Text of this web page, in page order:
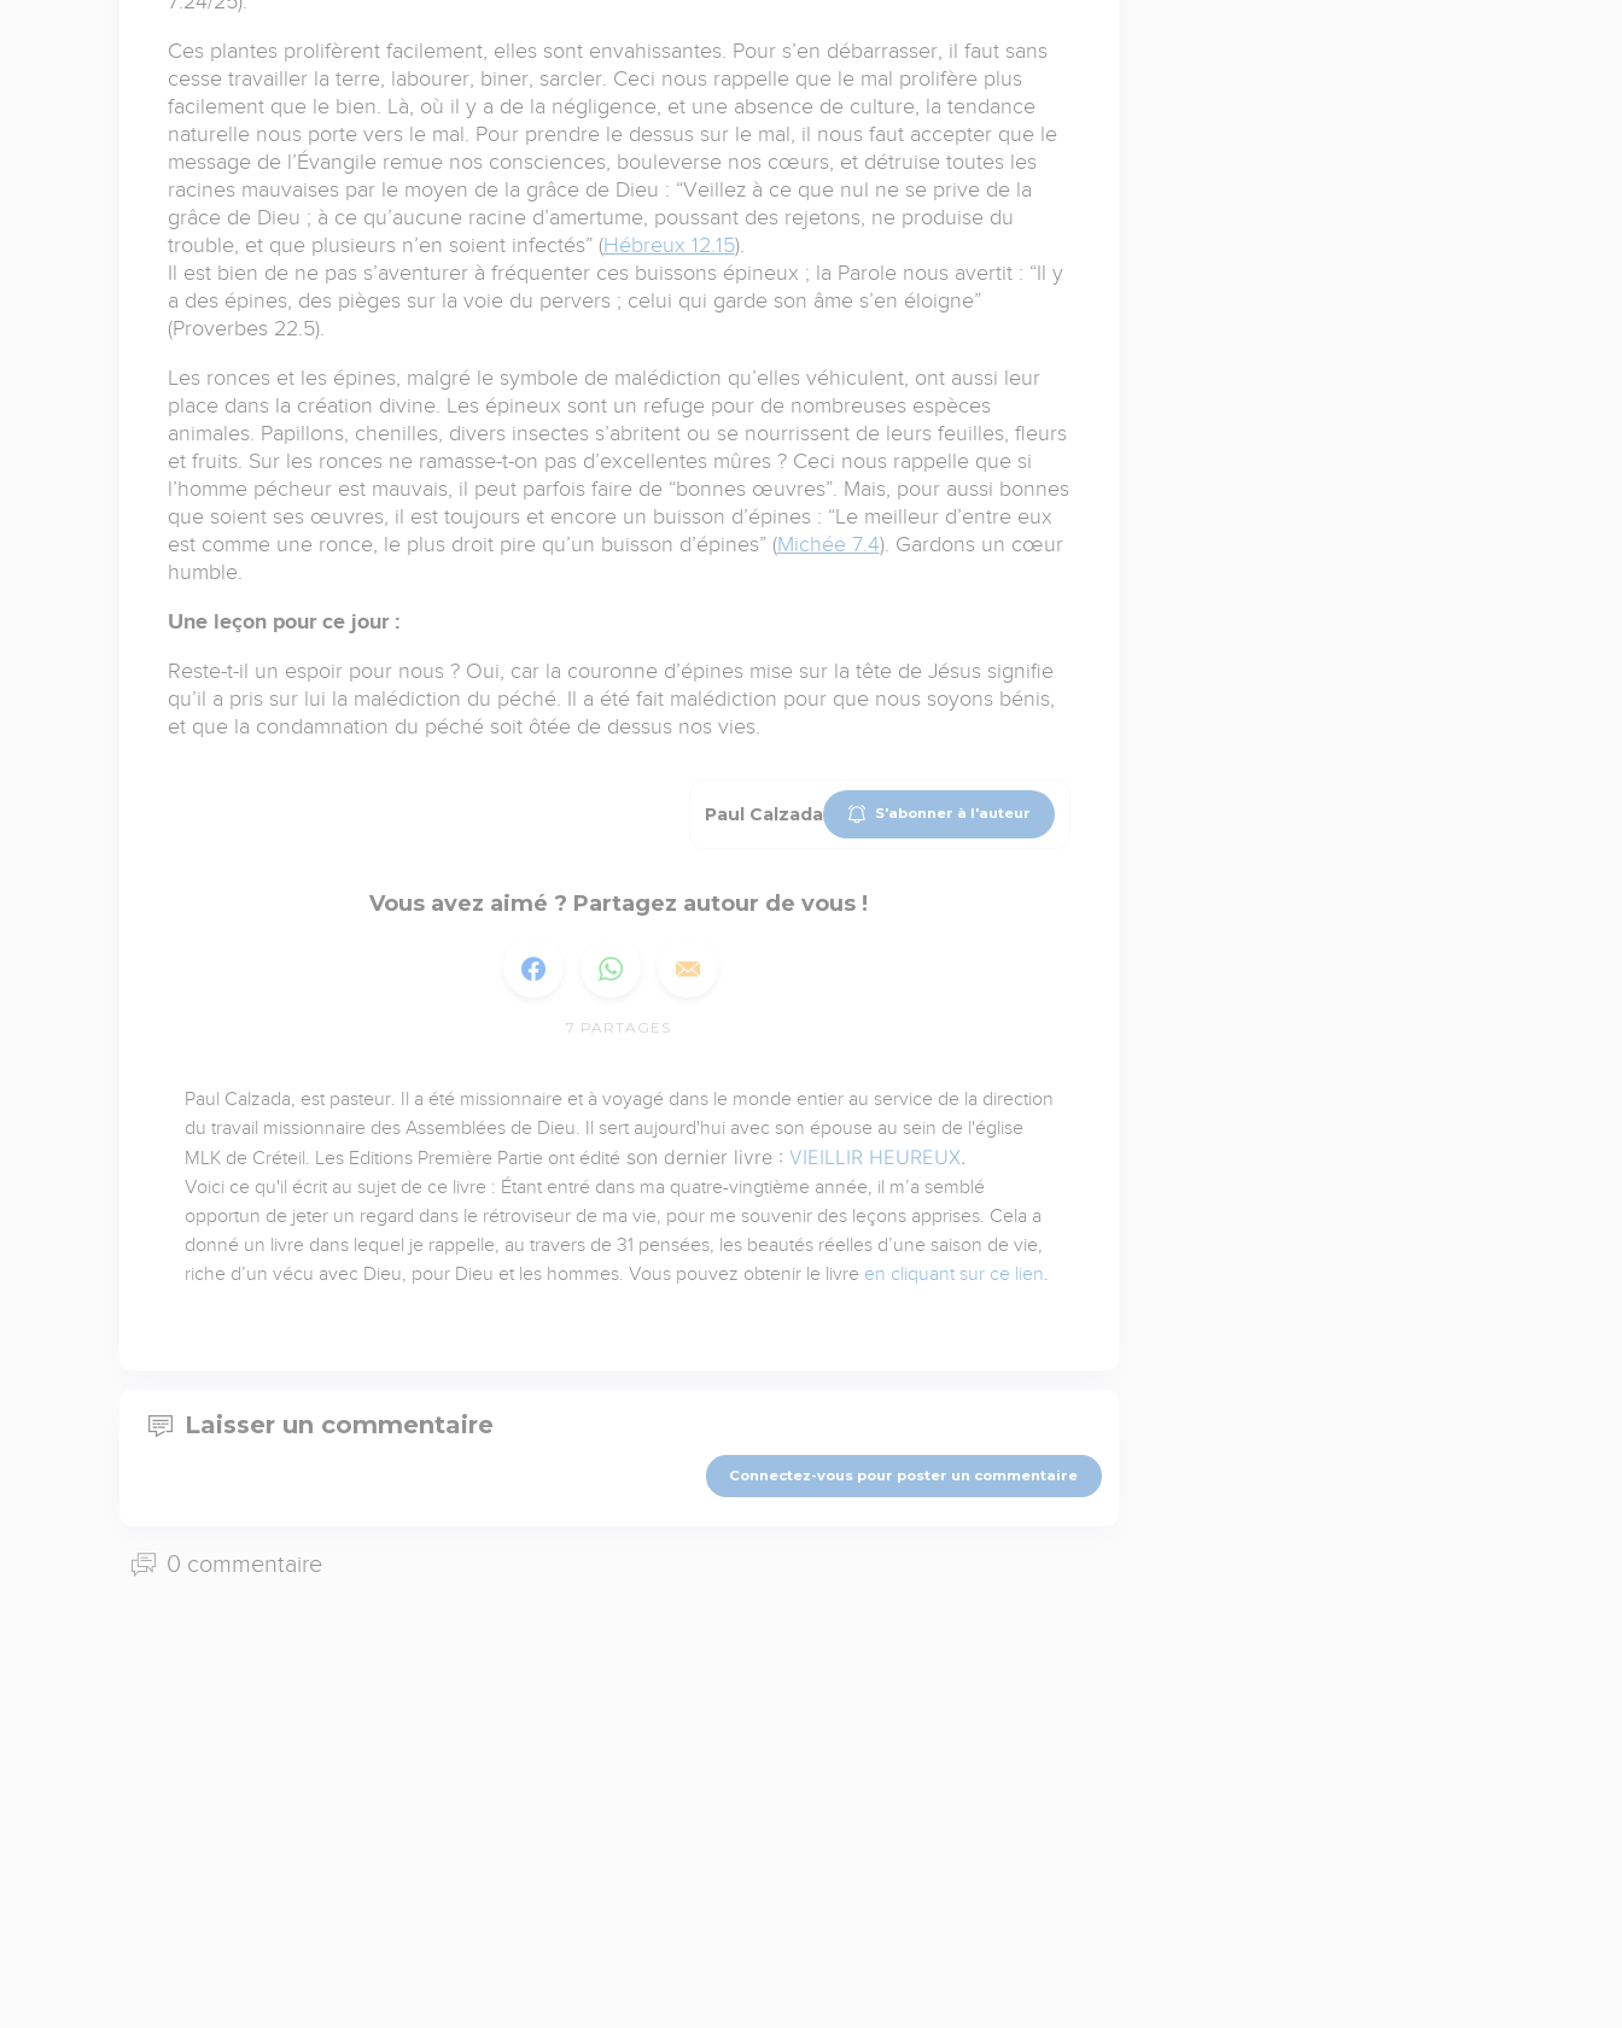
Ces plantes prolifèrent facilement, elles sont envahissantes. Pour s’en débarrasser, il faut sans
cesse travailler la terre, labourer, biner, sarcler. Ceci nous rappelle que le mal prolifère plus
facilement que le bien. Là, où il y a de la négligence, et une absence de culture, la tendance
naturelle nous porte vers le mal. Pour prendre le dessus sur le mal, il nous faut accepter que le
message de l’Évangile remue nos consciences, bouleverse nos cœurs, et détruise toutes les
racines mauvaises par le moyen de la grâce de Dieu : “Veillez à ce que nul ne se prive de la
grâce de Dieu ; à ce qu’aucune racine d’amertume, poussant des rejetons, ne produise du
trouble, et que plusieurs n’en soient infectés” (Hébreux 12.15).
Il est bien de ne pas s’aventurer à fréquenter ces buissons épineux ; la Parole nous avertit : “Il y
a des épines, des pièges sur la voie du pervers ; celui qui garde son âme s’en éloigne”
(Proverbes 22.5).
Les ronces et les épines, malgré le symbole de malédiction qu’elles véhiculent, ont aussi leur
place dans la création divine. Les épineux sont un refuge pour de nombreuses espèces
animales. Papillons, chenilles, divers insectes s’abritent ou se nourrissent de leurs feuilles, fleurs
et fruits. Sur les ronces ne ramasse-t-on pas d’excellentes mûres ? Ceci nous rappelle que si
l’homme pécheur est mauvais, il peut parfois faire de “bonnes œuvres”. Mais, pour aussi bonnes
que soient ses œuvres, il est toujours et encore un buisson d’épines : “Le meilleur d’entre eux
est comme une ronce, le plus droit pire qu’un buisson d’épines” (Michée 7.4). Gardons un cœur
humble.
Une leçon pour ce jour :
Reste-t-il un espoir pour nous ? Oui, car la couronne d’épines mise sur la tête de Jésus signifie
qu’il a pris sur lui la malédiction du péché. Il a été fait malédiction pour que nous soyons bénis,
et que la condamnation du péché soit ôtée de dessus nos vies.
Paul Calzada S'abonner à l'auteur
Vous avez aimé ? Partagez autour de vous !
7 PARTAGES
Paul Calzada, est pasteur. Il a été missionnaire et à voyagé dans le monde entier au service de la direction
du travail missionnaire des Assemblées de Dieu. Il sert aujourd'hui avec son épouse au sein de l'église
MLK de Créteil. Les Editions Première Partie ont édité son dernier livre : VIEILLIR HEUREUX.
Voici ce qu'il écrit au sujet de ce livre : Étant entré dans ma quatre-vingtième année, il m’a semblé
opportun de jeter un regard dans le rétroviseur de ma vie, pour me souvenir des leçons apprises. Cela a
donné un livre dans lequel je rappelle, au travers de 31 pensées, les beautés réelles d’une saison de vie,
riche d’un vécu avec Dieu, pour Dieu et les hommes. Vous pouvez obtenir le livre en cliquant sur ce lien.
Laisser un commentaire
Connectez-vous pour poster un commentaire
0 commentaire